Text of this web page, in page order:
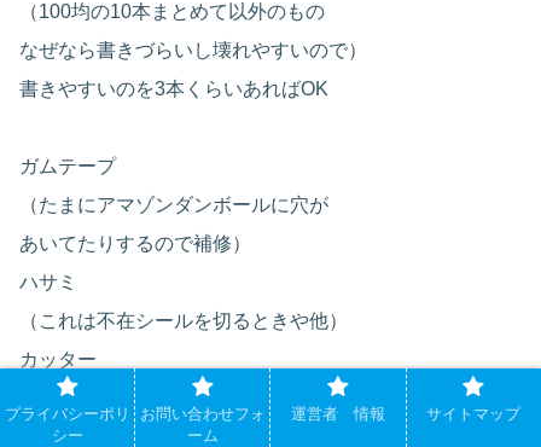
（100均の10本まとめて以外のもの
なぜなら書きづらいし壊れやすいので）
書きやすいのを3本くらいあればOK
ガムテープ
（たまにアマゾンダンボールに穴が
あいてたりするので補修）
ハサミ
（これは不在シールを切るときや他）
カッター
まだつかったことはないけど・・
プライバシーポリ
シー
お問い合わせフォ
ーム
運営者 情報 サイトマップ